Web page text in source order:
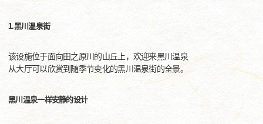
1.黑川温泉街
该设施位于面向田之原川的山丘上，欢迎来黑川温泉
从大厅可以欣赏到随季节变化的黑川温泉街的全景。
黑川温泉一样安静的设计